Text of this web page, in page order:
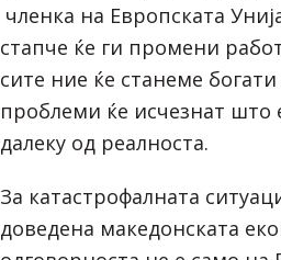
членка на Европската
стапче ќе ги промени
сите ние ќе станеме
проблеми ќе исчезнат што
далеку од реалноста.
За катастрофалната
доведена македонската